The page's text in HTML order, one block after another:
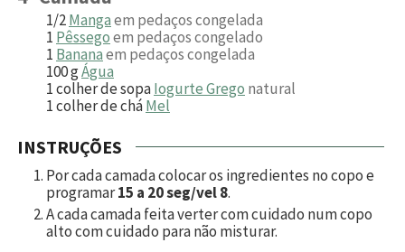
1/2Mangaem pedaços congelada
1 Pêssegoem pedaços congelado
1 Bananaem pedaços congelada
100gÁgua
1colher de sopaIogurte Grego natural
1colher de cháMel
INSTRUÇÕES
Por cada camada colocar os ingredientes no copo e
programar15 a 20 seg/vel 8.
A cada camada feita verter com cuidado num copo
alto com cuidado para não misturar.